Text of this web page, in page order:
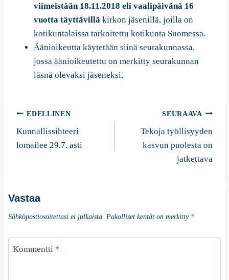
viimeistään 18.11.2018 eli vaalipäivänä 16
vuotta täyttävillä kirkon jäsenillä, joilla on
kotikuntalaissa tarkoitettu kotikunta Suomessa.
Äänioikeutta käytetään siinä seurakunnassa,
jossa äänioikeutettu on merkitty seurakunnan
läsnä olevaksi jäseneksi.
Artikkelien
selaus
EDELLINEN
Kunnallissihteeri
lomailee 29.7. asti
SEURAAVA
Tekoja työllisyyden
kasvun puolesta on
jatkettava
Vastaa
Sähköpostiosoitettasi ei julkaista. Pakolliset kentät on merkitty *
Kommentti *